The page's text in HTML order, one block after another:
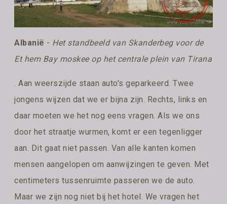
Albanië - Het standbeeld van Skanderbeg voor de
Et hem Bay moskee op het centrale plein van Tirana
. Aan weerszijde staan auto's geparkeerd. Twee
jongens wijzen dat we er bijna zijn. Rechts, links en
daar moeten we het nog eens vragen. Als we ons
door het straatje wurmen, komt er een tegenligger
aan. Dit gaat niet passen. Van alle kanten komen
mensen aangelopen om aanwijzingen te geven. Met
centimeters tussenruimte passeren we de auto.
Maar we zijn nog niet bij het hotel. We vragen het